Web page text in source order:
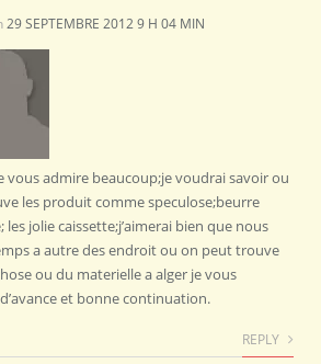
29 SEPTEMBRE 2012 9 H 04 MIN
vous admire beaucoup;je voudrai savoir ou
les produit comme speculose;beurre
les jolie caissette;j’aimerai bien que nous
a autre des endroit ou on peut trouve
ou du materielle a alger je vous
et bonne continuation.
REPLY